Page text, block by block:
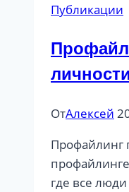
Публикации
ОтАлексей
Профайлинг
где все